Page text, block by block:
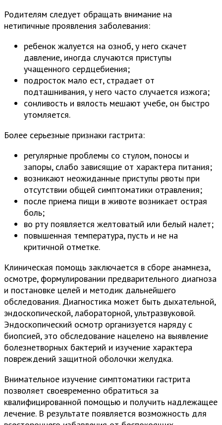
Родителям следует обращать внимание на
нетипичные проявления заболевания:
ребенок жалуется на озноб, у него скачет
давление, иногда случаются приступы
учащенного сердцебиения;
подросток мало ест, страдает от
подташнивания, у него часто случается изжога;
сонливость и вялость мешают учебе, он быстро
утомляется.
Более серьезные признаки гастрита:
регулярные проблемы со стулом, поносы и
запоры, слабо зависящие от характера питания;
возникают неожиданные приступы рвоты при
отсутствии общей симптоматики отравления;
после приема пищи в животе возникает острая
боль;
во рту появляется желтоватый или белый налет;
повышенная температура, пусть и не на
критичной отметке.
Клиническая помощь заключается в сборе анамнеза,
осмотре, формулировании предварительного диагноза
и постановке целей и методик дальнейшего
обследования. Диагностика может быть дыхательной,
эндоскопической, лабораторной, ультразвуковой.
Эндоскопический осмотр организуется наряду с
биопсией, это обследование нацелено на выявление
болезнетворных бактерий и изучение характера
повреждений защитной оболочки желудка.
Внимательное изучение симптоматики гастрита
позволяет своевременно обратиться за
квалифицированной помощью и получить надлежащее
лечение. В результате появляется возможность для